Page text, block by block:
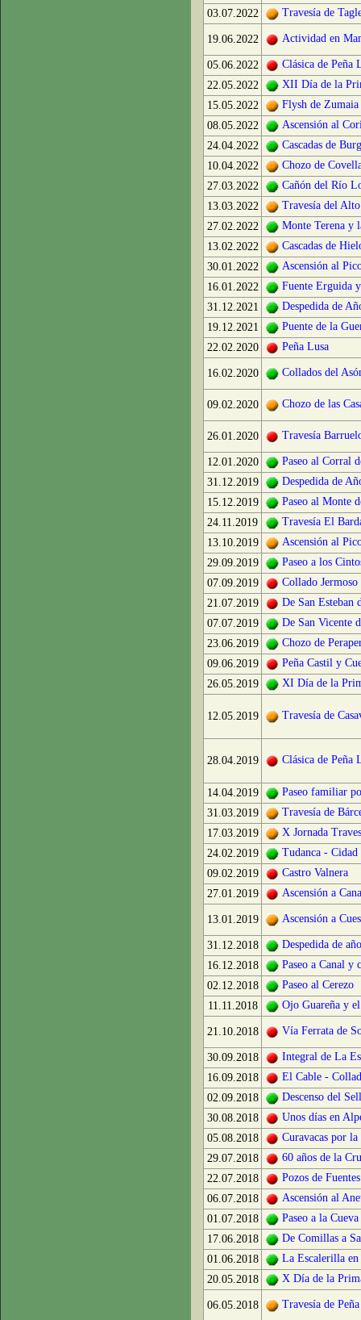
03.07.2022
Travesía de
19.06.2022 Actividad en
05.06.2022
Clásica de Peña
22.05.2022
XII Día de la
15.05.2022
Flysh de Zumaia
08.05.2022
Ascensión al
24.04.2022
Cascadas de
10.04.2022
Chozo de
27.03.2022
Cañón del Río
13.03.2022
Travesía del
27.02.2022
Monte Terena y
13.02.2022
Cascadas de
30.01.2022
Ascensión al
16.01.2022
Fuente Erguida
31.12.2021
Despedida de
19.12.2021
Puente de la
22.02.2020
Peña Lusa
16.02.2020 Collados del
09.02.2020 Chozo de las
26.01.2020 Travesía
12.01.2020
Paseo al Corral
31.12.2019
Despedida de
15.12.2019
Paseo al Monte
24.11.2019
Travesía El
13.10.2019
Ascensión al
29.09.2019
Paseo a los
07.09.2019
Collado
21.07.2019
De San Esteban
07.07.2019
De San Vicente
23.06.2019
Chozo de
09.06.2019
Peña Castil y
26.05.2019
XI Día de la
12.05.2019 Travesía de
28.04.2019 Clásica de Peña
14.04.2019
Paseo familiar
31.03.2019
Travesía de
17.03.2019
X Jornada
24.02.2019
Tudanca -
09.02.2019
Castro Valnera
27.01.2019
Ascensión a
13.01.2019 Ascensión a
31.12.2018
Despedida de
16.12.2018
Paseo a Canal y
02.12.2018
Paseo al Cerezo
11.11.2018
Ojo Guareña y
21.10.2018 Vía Ferrata de
30.09.2018
Integral de La
16.09.2018
El Cable -
02.09.2018
Descenso del
30.08.2018
Unos días en
05.08.2018
Curavacas por
29.07.2018
60 años de la
22.07.2018
Pozos de
06.07.2018
Ascensión al
01.07.2018
Paseo a la
17.06.2018
De Comillas a
01.06.2018
La Escalerilla en
20.05.2018
X Día de la
06.05.2018 Travesía de